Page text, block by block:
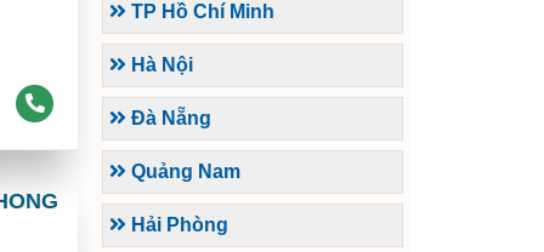
TP Hồ Chí Minh
Hà Nội
Đà Nẵng
Quảng Nam
Hải Phòng